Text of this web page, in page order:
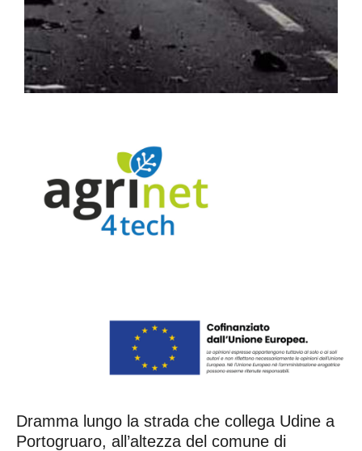
Dramma lungo la strada che collega Udine a
Portogruaro, all’altezza del comune di